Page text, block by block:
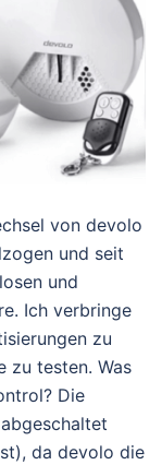
von devolo
und seit
und
Ich verbringe
zu
zu testen. Was
Die
da devolo die